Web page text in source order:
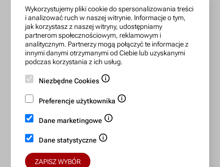
zamowienia@lanotti.com
Pisząc w sprawie swojego zamówienia podaj w tytule
wiadomości numer, który otrzymałeś w potwierdzeniu.
Konto bankowe:
15 1140 2004 0000 3702 7470 6466
Bezpieczne płatności:
Wykorzystujemy pliki cookie do spersonalizowania treści
i analizować ruch w naszej witrynie. Informacje o tym,
jak korzystasz z naszej witryny, udostępniamy
partnerom społecznościowym, reklamowym i
analitycznym. Partnerzy mogą połączyć te informacje z
innymi danymi otrzymanymi od Ciebie lub uzyskanymi
podczas korzystania z ich usług.
Niezbędne Cookies
Preferencje użytkownika
Dane marketingowe
Dane statystyczne
ZAPISZ WYBÓR